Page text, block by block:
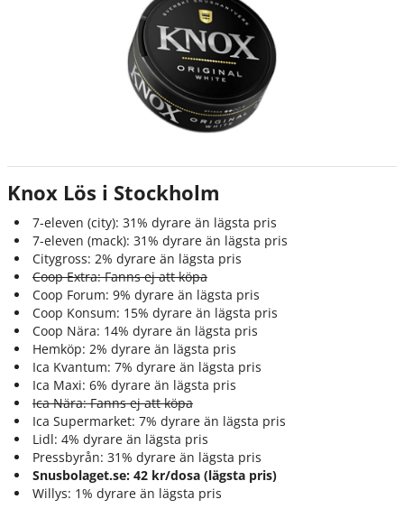
Knox Lös i Stockholm
7-eleven (city): 31% dyrare än lägsta pris
7-eleven (mack): 31% dyrare än lägsta pris
Citygross: 2% dyrare än lägsta pris
Coop Extra: Fanns ej att köpa
Coop Forum: 9% dyrare än lägsta pris
Coop Konsum: 15% dyrare än lägsta pris
Coop Nära: 14% dyrare än lägsta pris
Hemköp: 2% dyrare än lägsta pris
Ica Kvantum: 7% dyrare än lägsta pris
Ica Maxi: 6% dyrare än lägsta pris
Ica Nära: Fanns ej att köpa
Ica Supermarket: 7% dyrare än lägsta pris
Lidl: 4% dyrare än lägsta pris
Pressbyrån: 31% dyrare än lägsta pris
Snusbolaget.se: 42 kr/dosa (lägsta pris)
Willys: 1% dyrare än lägsta pris